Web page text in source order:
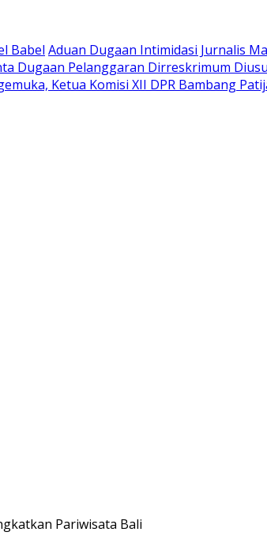
Babel Aduan Dugaan Intimidasi Jurnalis
Dugaan Pelanggaran Dirreskrimum
Ketua Komisi XII DPR Bambang
Pariwisata Bali